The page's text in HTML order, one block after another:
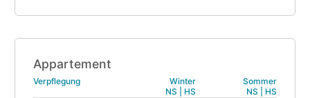
Appartement
Verpflegung
Winter
NS | HS
Sommer
NS | HS